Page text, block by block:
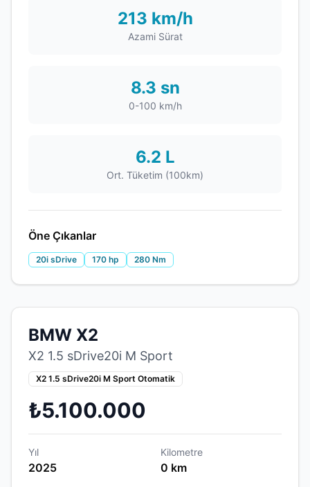
213 km/h
Azami Sürat
8.3 sn
0-100 km/h
6.2 L
Ort. Tüketim (100km)
Öne Çıkanlar
20i sDrive 170 hp 280 Nm
BMW X2
X2 1.5 sDrive20i M Sport
X2 1.5 sDrive20i M Sport Otomatik
₺5.100.000
Yıl
2025
Kilometre
0 km